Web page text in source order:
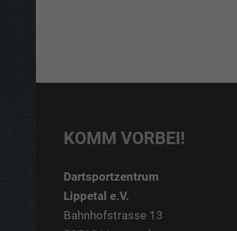
KOMM VORBEI!
Dartsportzentrum
Lippetal e.V.
Bahnhofstrasse 13